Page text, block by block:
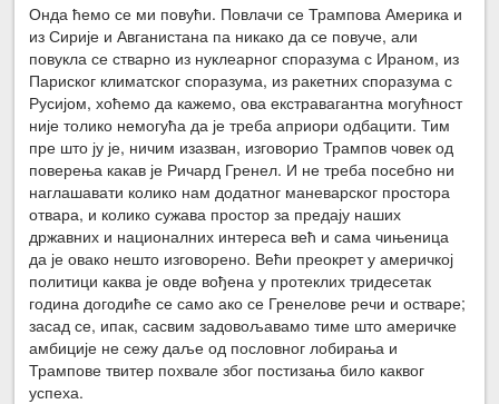
Онда ћемо се ми повући. Повлачи се Трампова Америка и
из Сирије и Авганистана па никако да се повуче, али
повукла се стварно из нуклеарног споразума с Ираном, из
Париског климатског споразума, из ракетних споразума с
Русијом, хоћемо да кажемо, ова екстравагантна могућност
није толико немогућа да је треба априори одбацити. Тим
пре што ју је, ничим изазван, изговорио Трампов човек од
поверења какав је Ричард Гренел. И не треба посебно ни
наглашавати колико нам додатног маневарског простора
отвара, и колико сужава простор за предају наших
државних и националних интереса већ и сама чињеница
да је овако нешто изговорено. Већи преокрет у америчкој
политици каква је овде вођена у протеклих тридесетак
година догодиће се само ако се Гренелове речи и остваре;
засад се, ипак, сасвим задовољавамо тиме што америчке
амбиције не сежу даље од пословног лобирања и
Трампове твитер похвале због постизања било каквог
успеха.